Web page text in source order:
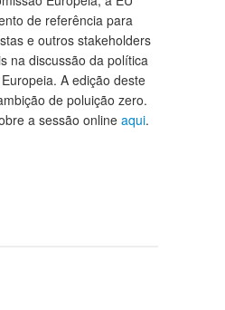
de referência para
e outros stakeholders
na discussão da política
A edição deste
de poluição zero.
a sessão onlineaqui.